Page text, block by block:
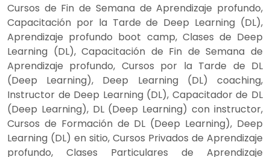
Cursos de Fin de Semana de Aprendizaje profundo,
Capacitación por la Tarde de Deep Learning (DL),
Aprendizaje profundo boot camp, Clases de Deep
Learning (DL), Capacitación de Fin de Semana de
Aprendizaje profundo, Cursos por la Tarde de DL
(Deep Learning), Deep Learning (DL) coaching,
Instructor de Deep Learning (DL), Capacitador de DL
(Deep Learning), DL (Deep Learning) con instructor,
Cursos de Formación de DL (Deep Learning), Deep
Learning (DL) en sitio, Cursos Privados de Aprendizaje
profundo, Clases Particulares de Aprendizaje